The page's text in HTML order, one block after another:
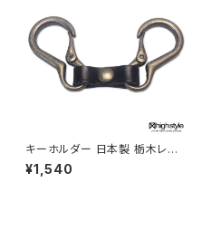
キーホルダー 日本製 栃木レザ
ー＆ツインカラビナ アンティー
ク調クラブタイプ キーホルダー
¥1,540